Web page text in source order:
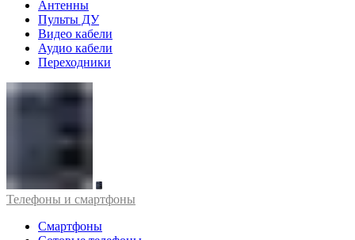
Антенны
Пульты ДУ
Видео кабели
Аудио кабели
Переходники
Телефоны и смартфоны
Смартфоны